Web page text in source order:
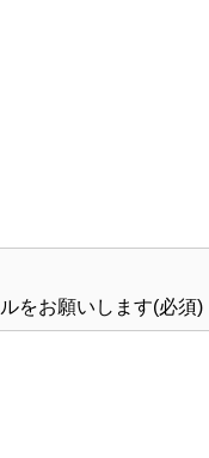
をお願いします(必須)